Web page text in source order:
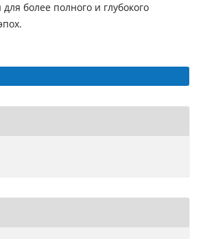
более полного и глубокого